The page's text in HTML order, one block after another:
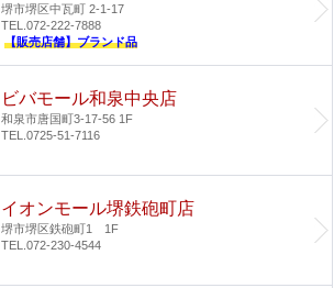
堺市堺区中瓦町 2-1-17
TEL.072-222-7888
【販売店舗】ブランド品
ビバモール和泉中央店
和泉市唐国町3-17-56 1F
TEL.0725-51-7116
イオンモール堺鉄砲町店
堺市堺区鉄砲町1 1F
TEL.072-230-4544